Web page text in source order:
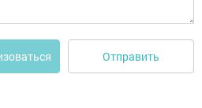
Отправить